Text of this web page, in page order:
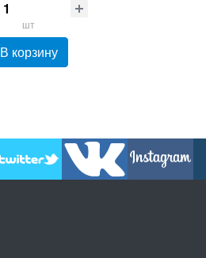
шт
В корзину